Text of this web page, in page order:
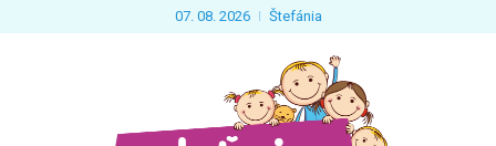
07. 08. 2026 Štefánia